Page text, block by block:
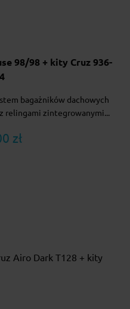
98/98 + kity Cruz 936-
bagażników dachowych
relingami zintegrowanymi...
zł